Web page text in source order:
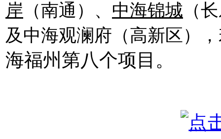
岸 （南通）、 中海锦城 （
及中海观澜府（高新区）
海福州第八个项目。